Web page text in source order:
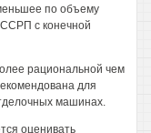
по объему
с конечной
рациональной чем
для
машинах.
оценивать